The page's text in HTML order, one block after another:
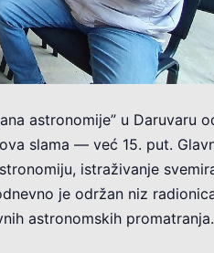
astronomije” u Daruvaru
slama — već 15. put.
istraživanje
je održan niz
astronomskih promatranja.